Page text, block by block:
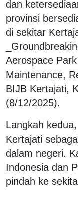
dan
provinsi
di sekitar
Aerospace
Maintenance,
BIJB Kertajati,
(8/12/2025).
Langkah
Kertajati
dalam negeri.
Indonesia dan
pindah ke